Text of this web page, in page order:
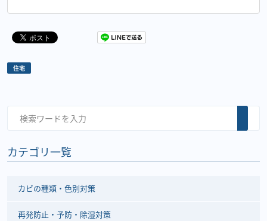
住宅
カテゴリ一覧
カビの種類・色別対策
再発防止・予防・除湿対策